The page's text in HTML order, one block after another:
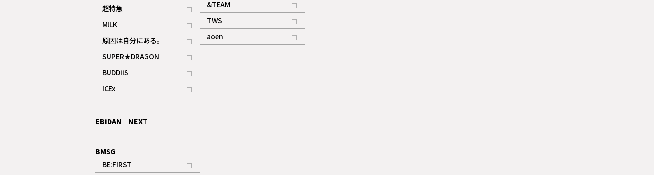
記事
超特急
記事
ギャラリー
M!LK
記事
原因は自分にある。
記事
SUPER★DRAGON
記事
BUDDiiS
記事
ICEx
記事
EBiDAN NEXT
BMSG
BE:FIRST
&TEAM
記事
ギャラリー
TWS
記事
aoen
記事